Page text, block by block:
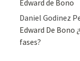
Edward de Bono
Daniel Godinez
Edward De Bono
fases?